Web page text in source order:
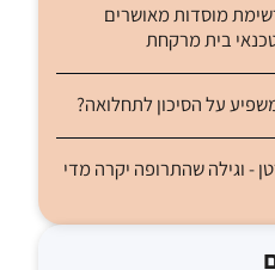
מוסדות מאושרים
בית מרקחת
על הסיכון לתחלואה?
- וגילה שהתרופה יקרה מדי